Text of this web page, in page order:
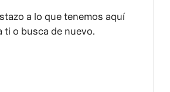
a lo que tenemos aquí
ti o busca de nuevo.